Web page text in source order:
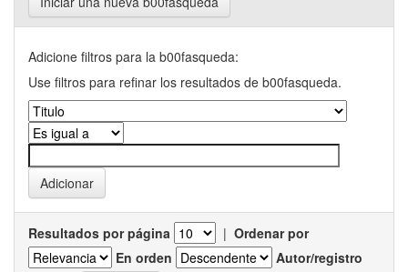
Adicione filtros para la b00fasqueda:
Use filtros para refinar los resultados de b00fasqueda.
Resultados por página | Ordenar por
En orden
Autor/registro